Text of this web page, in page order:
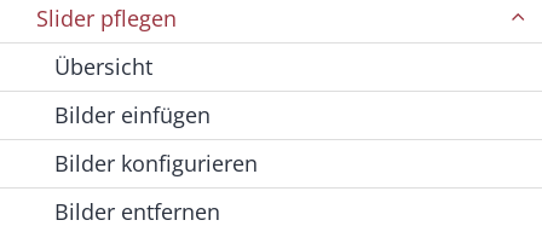
Slider pflegen
Übersicht
Bilder einfügen
Bilder konfigurieren
Bilder entfernen